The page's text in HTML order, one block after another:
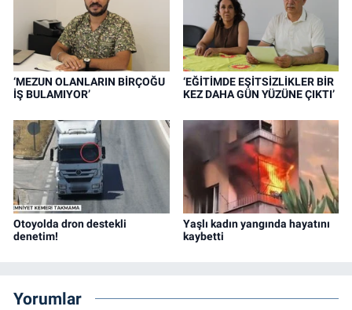
‘MEZUN OLANLARIN BİRÇOĞU
İŞ BULAMIYOR’
‘EĞİTİMDE EŞİTSİZLİKLER BİR
KEZ DAHA GÜN YÜZÜNE ÇIKTI’
Otoyolda dron destekli
denetim!
Yaşlı kadın yangında hayatını
kaybetti
Yorumlar